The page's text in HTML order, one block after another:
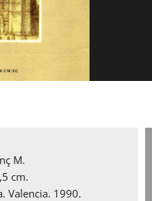
M.
cm.
Valencia. 1990.